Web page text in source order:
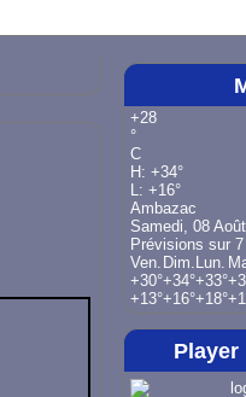
+28
°
C
H: +34°
L: +16°
Ambazac
Samedi, 08 Août
Prévisions sur
Ven. Dim. Lun.
+30°+34°+33°+
+13°+16°+18°+
Player